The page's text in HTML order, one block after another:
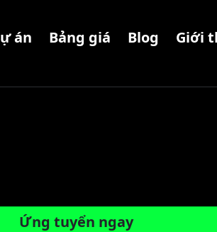
án Bảng giá Blog Giới
Ứng tuyển ngay